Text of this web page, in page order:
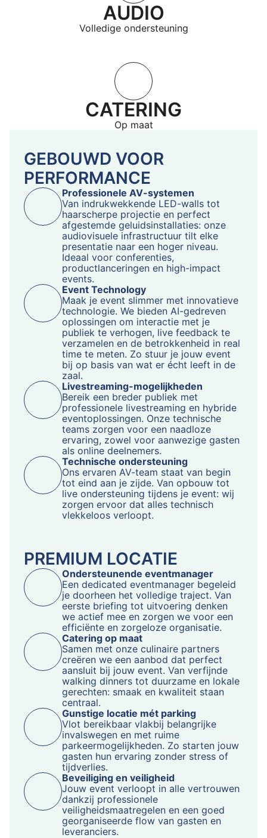
AUDIO
Volledige ondersteuning
CATERING
Op maat
GEBOUWD VOOR
PERFORMANCE
Professionele AV-systemen
Van indrukwekkende LED-walls tot
haarscherpe projectie en perfect
afgestemde geluidsinstallaties: onze
audiovisuele infrastructuur tilt elke
presentatie naar een hoger niveau.
Ideaal voor conferenties,
productlanceringen en high-impact
events.
Event Technology
Maak je event slimmer met innovatieve
technologie. We bieden AI-gedreven
oplossingen om interactie met je
publiek te verhogen, live feedback te
verzamelen en de betrokkenheid in real
time te meten. Zo stuur je jouw event
bij op basis van wat er écht leeft in de
zaal.
Livestreaming-mogelijkheden
Bereik een breder publiek met
professionele livestreaming en hybride
eventoplossingen. Onze technische
teams zorgen voor een naadloze
ervaring, zowel voor aanwezige gasten
als online deelnemers.
Technische ondersteuning
Ons ervaren AV-team staat van begin
tot eind aan je zijde. Van opbouw tot
live ondersteuning tijdens je event: wij
zorgen ervoor dat alles technisch
vlekkeloos verloopt.
PREMIUM LOCATIE
Ondersteunende eventmanager
Een dedicated eventmanager begeleid
je doorheen het volledige traject. Van
eerste briefing tot uitvoering denken
we actief mee en zorgen we voor een
efficiënte en zorgeloze organisatie.
Catering op maat
Samen met onze culinaire partners
creëren we een aanbod dat perfect
aansluit bij jouw event. Van verfijnde
walking dinners tot duurzame en lokale
gerechten: smaak en kwaliteit staan
centraal.
Gunstige locatie mét parking
Vlot bereikbaar vlakbij belangrijke
invalswegen en met ruime
parkeermogelijkheden. Zo starten jouw
gasten hun ervaring zonder stress of
tijdverlies.
Beveiliging en veiligheid
Jouw event verloopt in alle vertrouwen
dankzij professionele
veiligheidsmaatregelen en een goed
georganiseerde flow van gasten en
leveranciers.